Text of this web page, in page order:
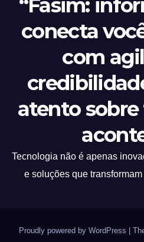
“Fasim:
conecta
com
atento
Tecnologia não é apenas
e soluções que
Proudly powered by WordPress